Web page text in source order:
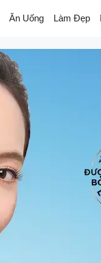
Ăn Uống Làm Đẹp